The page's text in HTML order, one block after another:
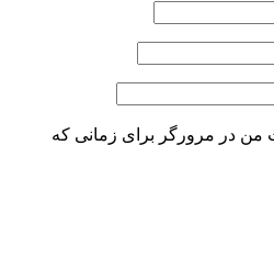
من در مرورگر برای زمانی که